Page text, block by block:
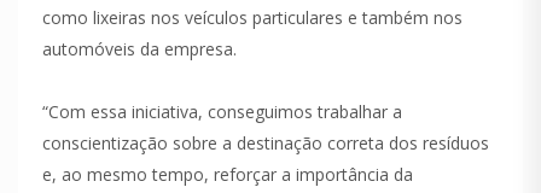
como lixeiras nos veículos particulares e também nos
automóveis da empresa.
“Com essa iniciativa, conseguimos trabalhar a
conscientização sobre a destinação correta dos resíduos
e, ao mesmo tempo, reforçar a importância da